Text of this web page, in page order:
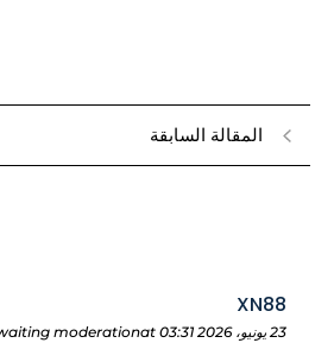
المقالة السابقة
XN88
23 يونيو، 2026 at 03:31 moderation.